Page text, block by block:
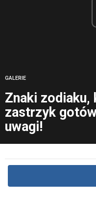
GALERIE
Znaki
zastrzyk
uwagi!